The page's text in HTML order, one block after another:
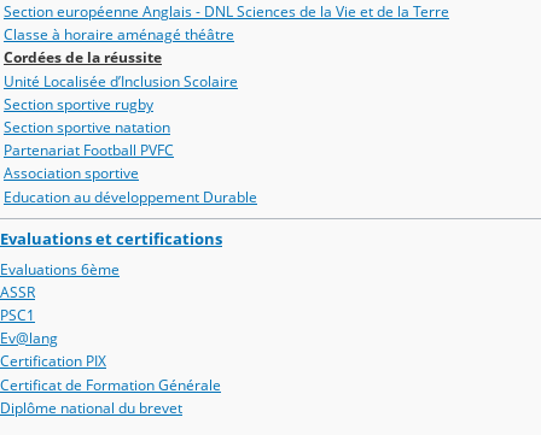
Section européenne Anglais - DNL Sciences de la Vie et de la Terre
Classe à horaire aménagé théâtre
Cordées de la réussite
Unité Localisée d’Inclusion Scolaire
Section sportive rugby
Section sportive natation
Partenariat Football PVFC
Association sportive
Education au développement Durable
Evaluations et certifications
Evaluations 6ème
ASSR
PSC1
Ev@lang
Certification PIX
Certificat de Formation Générale
Diplôme national du brevet